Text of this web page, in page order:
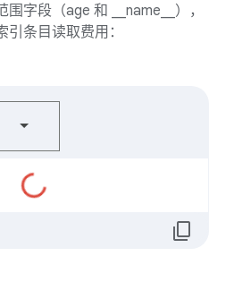
字段（age 和 __name__），
条目读取费用：
正
在
content_copy